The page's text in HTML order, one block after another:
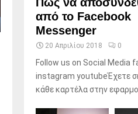
από το Facebook
Messenger
20 Απριλίου 2018 0
Follow us on Social Media
instagram youtubeΈχετε
κάθε καρτέλα στην